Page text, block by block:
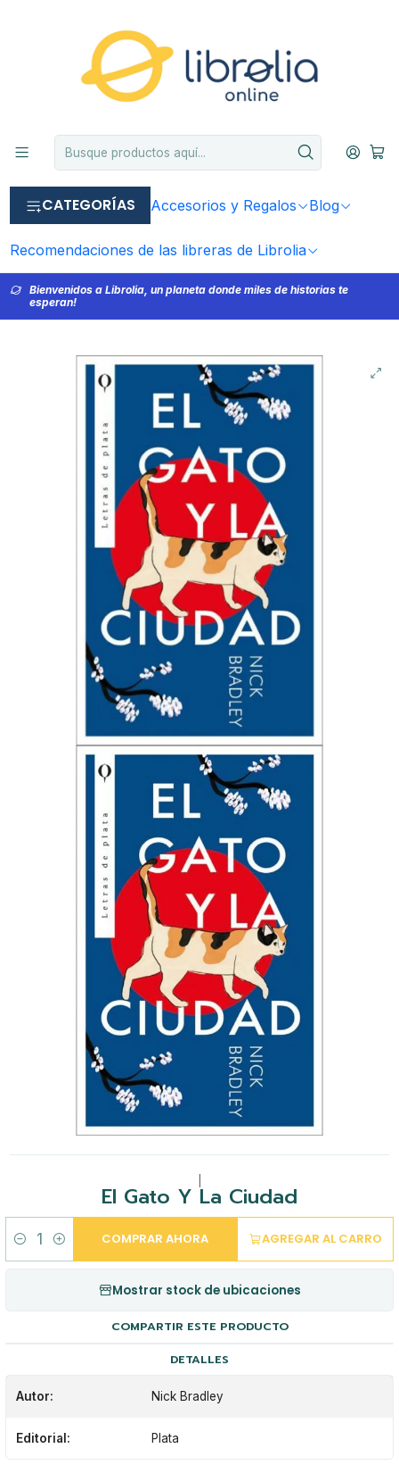
CATEGORÍAS Accesorios y Regalos Blog
Recomendaciones de las libreras de Librolia
Bienvenidos a Librolia, un planeta donde miles de historias te
esperan!
El Gato Y La Ciudad
Cantidad
AGREGAR AL CARRO
COMPRAR AHORA
Mostrar stock de ubicaciones
COMPARTIR ESTE PRODUCTO
DETALLES
Autor: Nick Bradley
Editorial: Plata